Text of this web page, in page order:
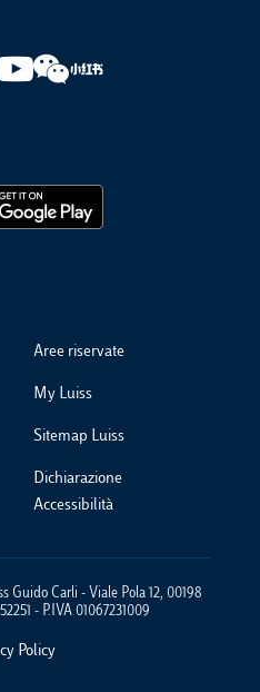
Aree riservate
My Luiss
Sitemap Luiss
Dichiarazione
Accessibilità
Guido Carli - Viale Pola 12, 00198
- P.IVA 01067231009
Policy